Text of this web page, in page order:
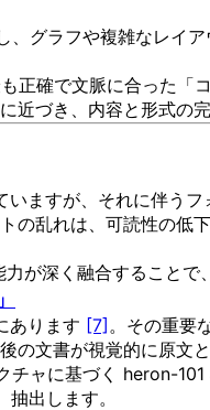
グラフや複雑なレイ
確で文脈に合った「
づき、内容と形式の
ますが、それに伴う
乱れは、可読性の低
深く融合することで
あります [7] 。その重要
文書が視覚的に原文
ャに基づく heron-
出します。